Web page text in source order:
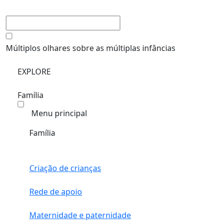
Múltiplos olhares sobre as múltiplas infâncias
EXPLORE
Família
Menu principal
Família
Criação de crianças
Rede de apoio
Maternidade e paternidade